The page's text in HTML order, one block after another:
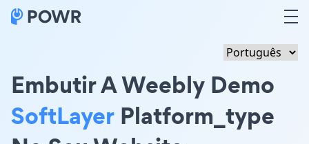
Embutir A Weebly Demo
SoftLayer Platform_type